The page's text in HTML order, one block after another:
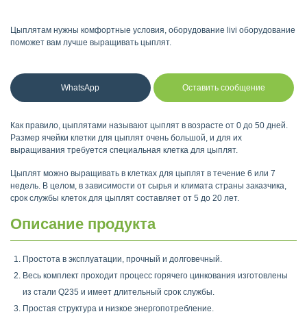
Цыплятам нужны комфортные условия, оборудование livi оборудование
поможет вам лучше выращивать цыплят.
WhatsApp Оставить сообщение
Как правило, цыплятами называют цыплят в возрасте от 0 до 50 дней.
Размер ячейки клетки для цыплят очень большой, и для их
выращивания требуется специальная клетка для цыплят.
Цыплят можно выращивать в клетках для цыплят в течение 6 или 7
недель. В целом, в зависимости от сырья и климата страны заказчика,
срок службы клеток для цыплят составляет от 5 до 20 лет.
Описание продукта
Простота в эксплуатации, прочный и долговечный.
Весь комплект проходит процесс горячего цинкования изготовлены ​​
из стали Q235 и имеет длительный срок службы.
Простая структура и низкое энергопотребление.